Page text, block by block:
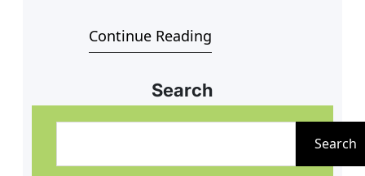
trainierten die Jugendlichen mit
der Leitung unserer neuen
sind weitere Termine durch die
Continue Reading
Search
Search